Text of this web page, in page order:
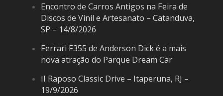
Encontro de Carros Antigos na Feira de
Discos de Vinil e Artesanato – Catanduva,
SP – 14/8/2026
Ferrari F355 de Anderson Dick é a mais
nova atração do Parque Dream Car
II Raposo Classic Drive – Itaperuna, RJ –
19/9/2026